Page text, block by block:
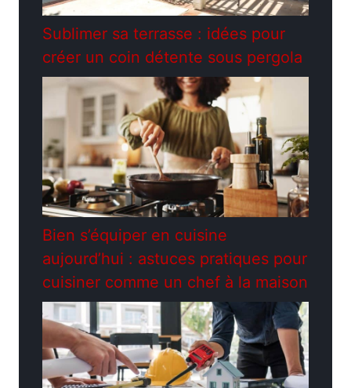
Sublimer sa terrasse : idées pour
créer un coin détente sous pergola
Bien s’équiper en cuisine
aujourd’hui : astuces pratiques pour
cuisiner comme un chef à la maison